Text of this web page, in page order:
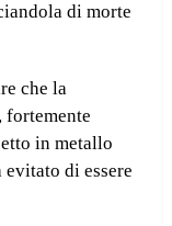
di morte
che la
fortemente
in metallo
di essere